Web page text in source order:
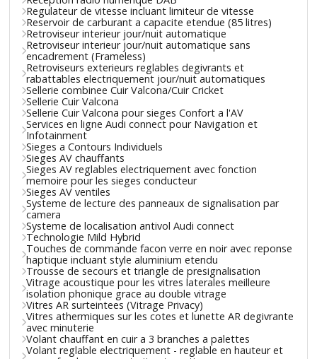
Regulateur de vitesse incluant limiteur de vitesse
Reservoir de carburant a capacite etendue (85 litres)
Retroviseur interieur jour/nuit automatique
Retroviseur interieur jour/nuit automatique sans
encadrement (Frameless)
Retroviseurs exterieurs reglables degivrants et
rabattables electriquement jour/nuit automatiques
Sellerie combinee Cuir Valcona/Cuir Cricket
Sellerie Cuir Valcona
Sellerie Cuir Valcona pour sieges Confort a l'AV
Services en ligne Audi connect pour Navigation et
Infotainment
Sieges a Contours Individuels
Sieges AV chauffants
Sieges AV reglables electriquement avec fonction
memoire pour les sieges conducteur
Sieges AV ventiles
Systeme de lecture des panneaux de signalisation par
camera
Systeme de localisation antivol Audi connect
Technologie Mild Hybrid
Touches de commande facon verre en noir avec reponse
haptique incluant style aluminium etendu
Trousse de secours et triangle de presignalisation
Vitrage acoustique pour les vitres laterales meilleure
isolation phonique grace au double vitrage
Vitres AR surteintees (Vitrage Privacy)
Vitres athermiques sur les cotes et lunette AR degivrante
avec minuterie
Volant chauffant en cuir a 3 branches a palettes
Volant reglable electriquement - reglable en hauteur et